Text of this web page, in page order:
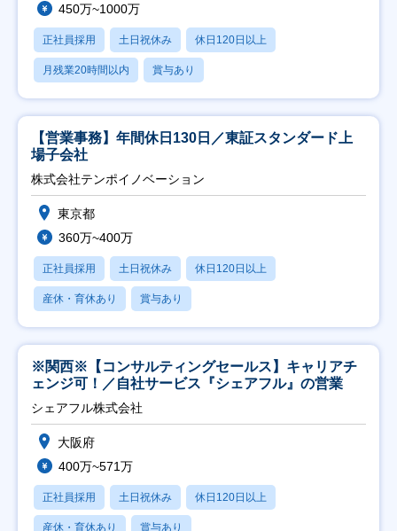
450万~1000万
正社員採用 土日祝休み 休日120日以上
月残業20時間以内 賞与あり
【営業事務】年間休日130日／東証スタンダード上
場子会社
株式会社テンポイノベーション
東京都
360万~400万
正社員採用 土日祝休み 休日120日以上
産休・育休あり 賞与あり
※関西※【コンサルティングセールス】キャリアチ
ェンジ可！／自社サービス『シェアフル』の営業
シェアフル株式会社
大阪府
400万~571万
正社員採用 土日祝休み 休日120日以上
産休・育休あり 賞与あり